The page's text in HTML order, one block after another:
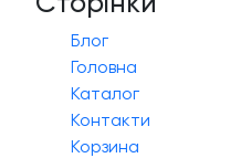
Блог
Головна
Каталог
Контакти
Корзина